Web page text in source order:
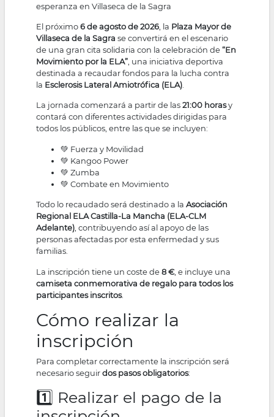
esperanza en Villaseca de la Sagra
El próximo6 de agosto de 2026 , la Plaza Mayor de
Villaseca de la Sagra se convertirá en el escenario
de una gran cita solidaria con la celebración de“En
Movimiento por la ELA” , una iniciativa deportiva
destinada a recaudar fondos para la lucha contra
la Esclerosis Lateral Amiotrófica (ELA)
La jornada comenzará a partir de las21:00 horasy
contará con diferentes actividades dirigidas para
todos los públicos, entre las que se incluyen:
💚 Fuerza y Movilidad
💚 Kangoo Power
💚 Zumba
💚 Combate en Movimiento
Todo lo recaudado será destinado a laAsociación
Regional ELA Castilla-La Mancha (ELA-CLM
Adelante), contribuyendo así al apoyo de las
personas afectadas por esta enfermedad y sus
familias.
La inscripción tiene un coste de8 €, e incluye una
camiseta conmemorativa de regalo para todos los
participantes inscritos.
Cómo realizar la
inscripción
Para completar correctamente la inscripción será
necesario seguirdos pasos obligatorios:
1️⃣ Realizar el pago de la